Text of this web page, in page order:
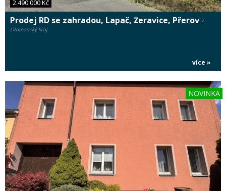
2.490.000 Kč
Prodej RD se zahradou, Lapač, Žeravice, Přerov /
Olomoucký kraj
více »
NOVINKA